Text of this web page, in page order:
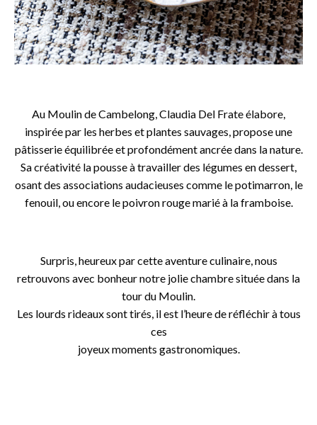
Au Moulin de Cambelong, Claudia Del Frate élabore,
inspirée par les herbes et plantes sauvages, propose une
pâtisserie équilibrée et profondément ancrée dans la nature.
Sa créativité la pousse à travailler des légumes en dessert,
osant des associations audacieuses comme le potimarron, le
fenouil, ou encore le poivron rouge marié à la framboise.
Surpris, heureux par cette aventure culinaire, nous
retrouvons avec bonheur notre jolie chambre située dans la
tour du Moulin.
Les lourds rideaux sont tirés, il est l’heure de réfléchir à tous
ces
joyeux moments gastronomiques.